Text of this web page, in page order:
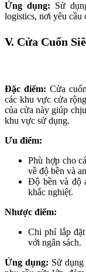
Ứng dụng: Sử
logistics, nơi yêu cầu
V. Cửa Cuốn
Đặc điểm: Cửa
các khu vực cửa
của cửa này giúp
khu vực sử dụng.
Ưu điểm:
Phù hợp cho
về độ bền và
Độ bền và độ
khắc nghiệt.
Nhược điểm:
Chi phí lắp
với ngân sách.
Ứng dụng: Sử